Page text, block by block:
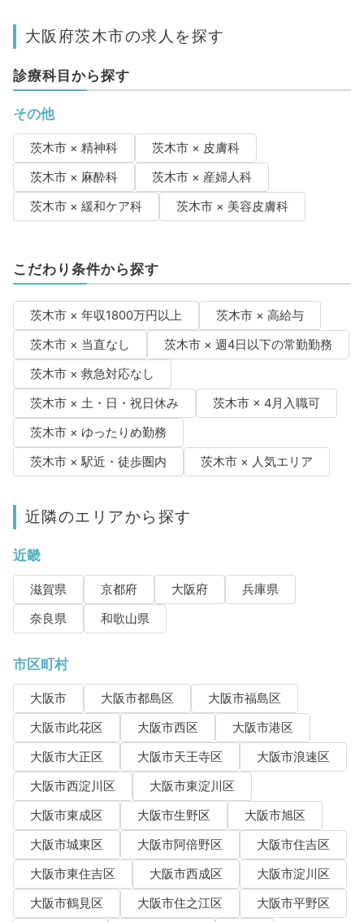
大阪府茨木市の求人を探す
診療科目から探す
その他
茨木市 × 精神科
茨木市 × 皮膚科
茨木市 × 麻酔科
茨木市 × 産婦人科
茨木市 × 緩和ケア科
茨木市 × 美容皮膚科
こだわり条件から探す
茨木市 × 年収1800万円以上
茨木市 × 高給与
茨木市 × 当直なし
茨木市 × 週4日以下の常勤勤務
茨木市 × 救急対応なし
茨木市 × 土・日・祝日休み
茨木市 × 4月入職可
茨木市 × ゆったりめ勤務
茨木市 × 駅近・徒歩圏内
茨木市 × 人気エリア
近隣のエリアから探す
近畿
滋賀県 京都府 大阪府
兵庫県
奈良県
和歌山県
市区町村
大阪市 大阪市都島区
大阪市福島区
大阪市此花区
大阪市西区
大阪市港区
大阪市大正区
大阪市天王寺区
大阪市浪速区
大阪市西淀川区
大阪市東淀川区
大阪市東成区
大阪市生野区
大阪市旭区
大阪市城東区
大阪市阿倍野区
大阪市住吉区
大阪市東住吉区
大阪市西成区
大阪市淀川区
大阪市鶴見区
大阪市住之江区
大阪市平野区